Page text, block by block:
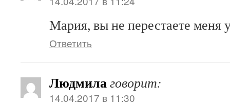
Мария, вы не перестаете меня
Ответить
Людмилаговорит:
14.04.2017 в 11:30